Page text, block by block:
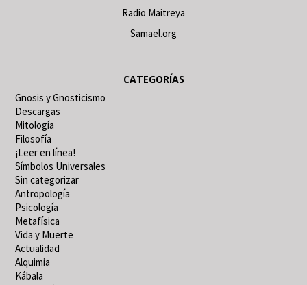
Radio Maitreya
Samael.org
CATEGORÍAS
Gnosis y Gnosticismo
Descargas
Mitología
Filosofía
¡Leer en línea!
Símbolos Universales
Sin categorizar
Antropología
Psicología
Metafísica
Vida y Muerte
Actualidad
Alquimia
Kábala